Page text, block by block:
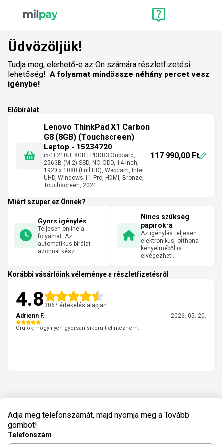
Üdvözöljük!
Tudja meg, elérhető-e az Ön számára részletfizetési
lehetőség! A folyamat mindössze néhány percet vesz
igénybe!
Előbírálat
Lenovo ThinkPad X1 Carbon
G8 (8GB) (Touchscreen)
Laptop - 15234720
i5-10210U, 8GB LPDDR3 Onboard,
256GB (M.2) SSD, NO ODD, 14 inch,
1920 x 1080 (Full HD), Webcam, Intel
UHD, Windows 11 Pro, HDMI, Bronze,
Touchscreen, 2021
117 990,00 Ft
Miért szuper ez Önnek?
Gyors igénylés
Teljesen online a
folyamat. Az
automatikus bírálat
azonnal kész.
Nincs szükség
papírokra
Az igénylés teljesen
elektronikus, otthona
kényelméből is
elvégezheti.
Korábbi vásárlóink véleménye a részletfizetésről
4.8 3067 értékelés alapján
Adrienn F.
2026. 05. 20.
Örülök, hogy ilyen gyorsan sikerült elintéznem.
Adja meg telefonszámát, majd nyomja meg a Tovább
gombot!
Telefonszám